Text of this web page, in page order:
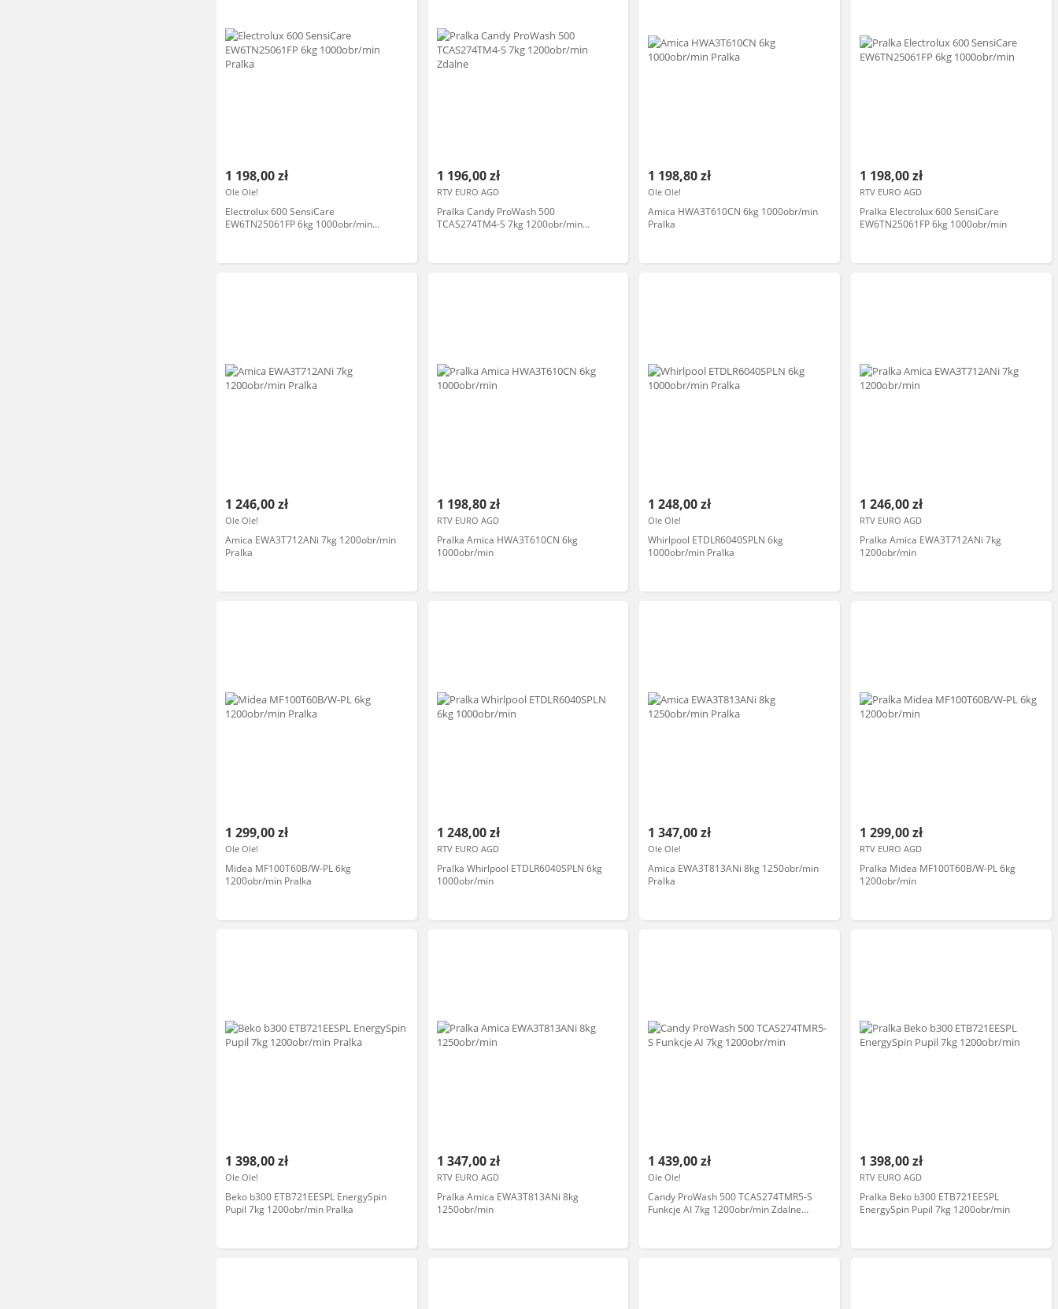
1 198,00 zł
Ole Ole!
Electrolux 600 SensiCare
EW6TN25061FP 6kg 1000obr/min
1 196,00 zł
RTV EURO AGD
Pralka Candy ProWash 500
TCAS274TM4-S 7kg 1200obr/min
1 198,80 zł
Ole Ole!
Amica HWA3T610CN 6kg 1000obr/min
Pralka
1 198,00 zł
RTV EURO AGD
Pralka Electrolux 600 SensiCare
EW6TN25061FP 6kg 1000obr/min
1 246,00 zł
Ole Ole!
Amica EWA3T712ANi 7kg 1200obr/min
Pralka
1 198,80 zł
RTV EURO AGD
Pralka Amica HWA3T610CN 6kg
1000obr/min
1 248,00 zł
Ole Ole!
Whirlpool ETDLR6040SPLN 6kg
1000obr/min Pralka
1 246,00 zł
RTV EURO AGD
Pralka Amica EWA3T712ANi 7kg
1200obr/min
1 299,00 zł
Ole Ole!
Midea MF100T60B/W-PL 6kg
1200obr/min Pralka
1 248,00 zł
RTV EURO AGD
Pralka Whirlpool ETDLR6040SPLN 6kg
1000obr/min
1 347,00 zł
Ole Ole!
Amica EWA3T813ANi 8kg 1250obr/min
Pralka
1 299,00 zł
RTV EURO AGD
Pralka Midea MF100T60B/W-PL 6kg
1200obr/min
1 398,00 zł
Ole Ole!
Beko b300 ETB721EESPL EnergySpin
Pupil 7kg 1200obr/min Pralka
1 347,00 zł
RTV EURO AGD
Pralka Amica EWA3T813ANi 8kg
1250obr/min
1 439,00 zł
Ole Ole!
Candy ProWash 500 TCAS274TMR5-S
Funkcje AI 7kg 1200obr/min Zdalne
1 398,00 zł
RTV EURO AGD
Pralka Beko b300 ETB721EESPL
EnergySpin Pupil 7kg 1200obr/min